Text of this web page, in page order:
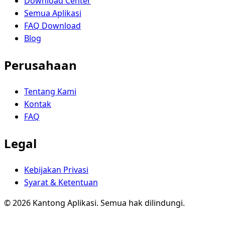
Semua Aplikasi
FAQ Download
Blog
Perusahaan
Tentang Kami
Kontak
FAQ
Legal
Kebijakan Privasi
Syarat & Ketentuan
© 2026 Kantong Aplikasi. Semua hak dilindungi.